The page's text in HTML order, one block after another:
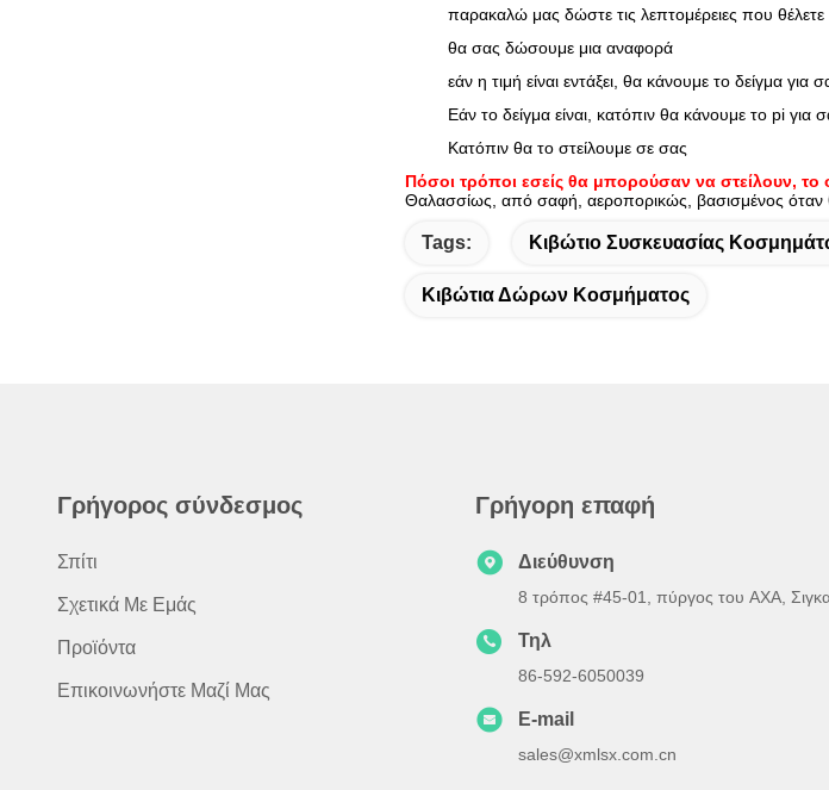
παρακαλώ μας δώστε τις λεπτομέρειες που θέλετε
θα σας δώσουμε μια αναφορά
εάν η τιμή είναι εντάξει, θα κάνουμε το δείγμα
Εάν το δείγμα είναι, κατόπιν θα κάνουμε το pi
Κατόπιν θα το στείλουμε σε σας
Πόσοι τρόποι εσείς θα μπορούσαν να στείλουν, το
Θαλασσίως, από σαφή, αεροπορικώς, βασισμένος όταν
Tags: Κιβώτιο Συσκευασίας
Κιβώτια Δώρων Κοσμήματος
Γρήγορος σύνδεσμος
Σπίτι
Σχετικά Με Εμάς
Προϊόντα
Επικοινωνήστε Μαζί Μας
Γρήγορη επαφή
Διεύθυνση
8 τρόπος #45-01, πύργος του AXA,
Τηλ
86-592-6050039
E-mail
sales@xmlsx.com.cn